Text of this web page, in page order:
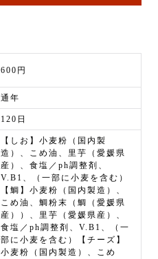
600円
通年
120日
【しお】小麦粉（国内製
造）、こめ油、里芋（愛媛県
産）、食塩／ph調整剤、
V.B1、（一部に小麦を含む）
【鯛】小麦粉（国内製造）、
こめ油、鯛粉末（鯛（愛媛県
産））、里芋（愛媛県産）、
食塩／ph調整剤、V.B1、（一
部に小麦を含む）【チーズ】
小麦粉（国内製造）、こめ